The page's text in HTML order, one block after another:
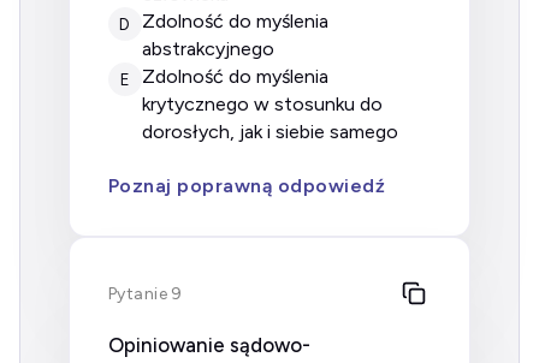
D
Zdolność do myślenia
abstrakcyjnego
E
Zdolność do myślenia
krytycznego w stosunku do
dorosłych, jak i siebie samego
Poznaj poprawną odpowiedź
Pytanie 9
Opiniowanie sądowo-